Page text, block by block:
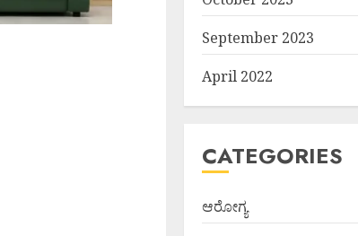
September 2023
April 2022
CATEGORIES
ಆರೋಗ್ಯ